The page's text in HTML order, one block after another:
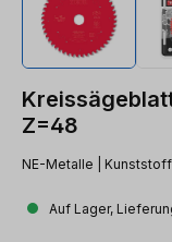
Z=48
NE-Metalle |
Auf Lager,